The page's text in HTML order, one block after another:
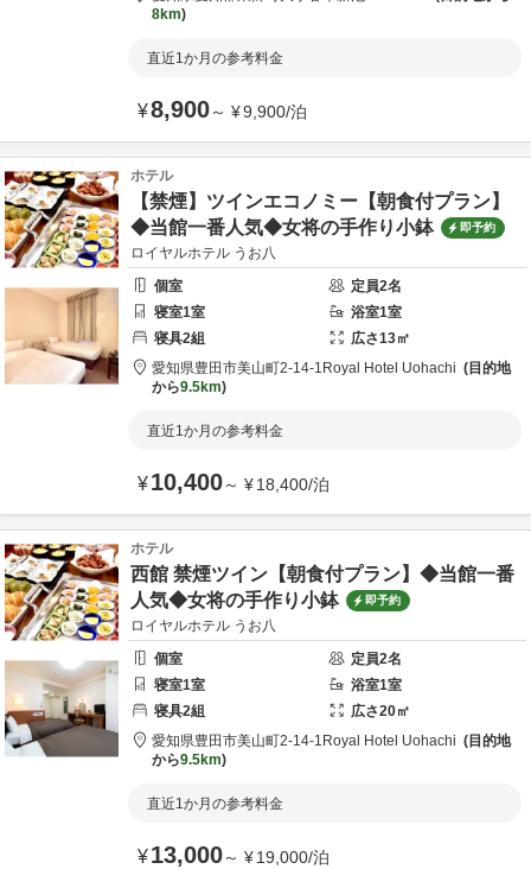
8km
直近1か月の参考料金
¥8,900～ ¥9,900/泊
ホテル
【禁煙】ツインエコノミー【朝食付プラン】
◆当館一番人気◆女将の手作り小鉢
即予約
ロイヤルホテル うお八
個室
定員2名
寝室1室 浴室1室
寝具2組 広さ13㎡
愛知県豊田市美山町2-14-1 Royal Hotel Uohachi
目的地
から9.5km
直近1か月の参考料金
¥10,400～ ¥18,400/泊
ホテル
西館 禁煙ツイン【朝食付プラン】◆当館一番
人気◆女将の手作り小鉢
即予約
ロイヤルホテル うお八
個室
定員2名
寝室1室 浴室1室
寝具2組 広さ20㎡
愛知県豊田市美山町2-14-1 Royal Hotel Uohachi
目的地
から9.5km
直近1か月の参考料金
¥13,000～ ¥19,000/泊